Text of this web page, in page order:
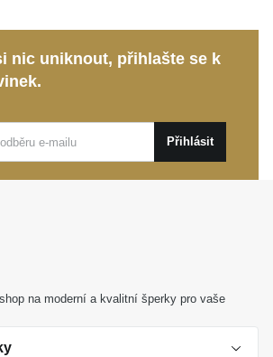
nic uniknout, přihlašte se k
Přihlásit
na moderní a kvalitní šperky pro vaše